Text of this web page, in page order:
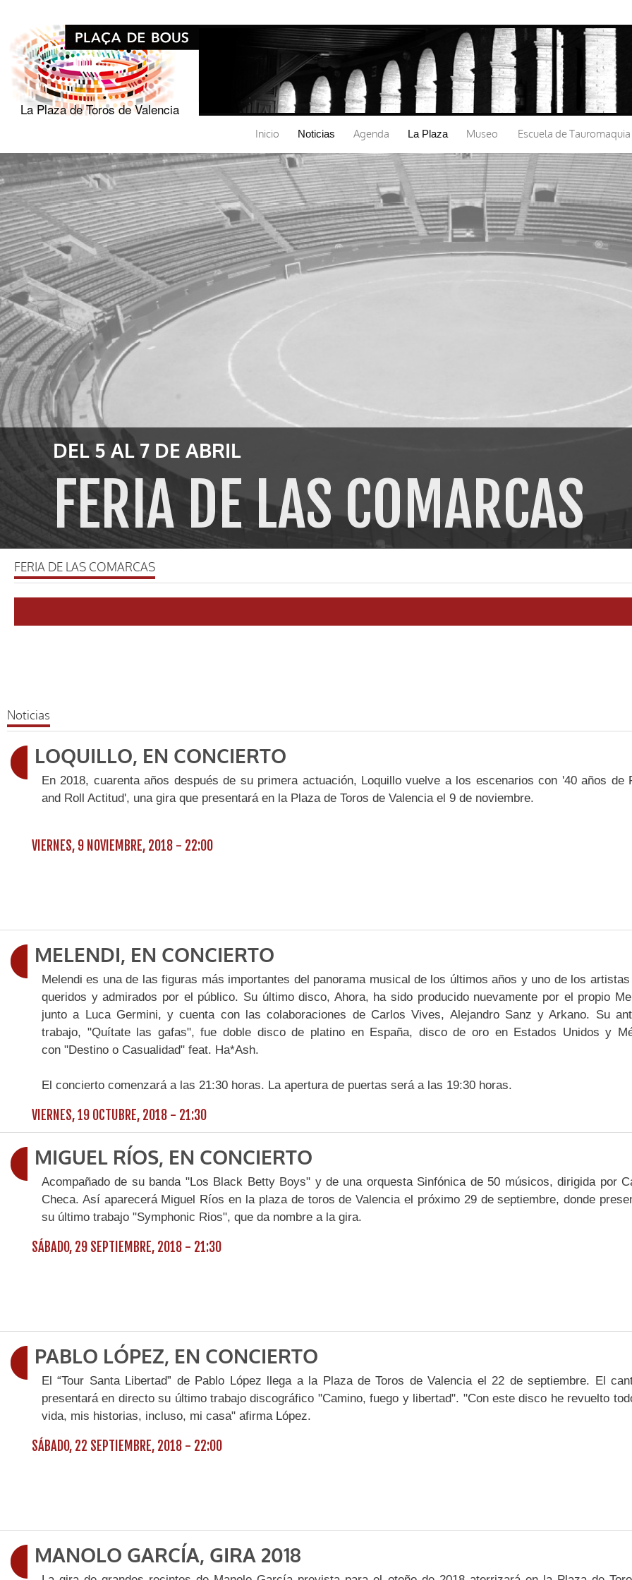
contenido
principal
La Plaza de Toros de Valencia
Inicio Noticias Agenda La Plaza Museo Escuela de Tauromaquia
DEL 5 AL 7 DE ABRIL
FERIA DE LAS COMARCAS
FERIA DE LAS COMARCAS
Noticias
LOQUILLO, EN CONCIERTO
En 2018, cuarenta años después de su primera actuación, Loquillo vuelve a los escenarios con '40 años de
and Roll Actitud', una gira que presentará en la Plaza de Toros de Valencia el 9 de noviembre.
VIERNES, 9 NOVIEMBRE, 2018 - 22:00
MELENDI, EN CONCIERTO
Melendi es una de las figuras más importantes del panorama musical de los últimos años y uno de los
queridos y admirados por el público. Su último disco, Ahora, ha sido producido nuevamente por el propio
junto a Luca Germini, y cuenta con las colaboraciones de Carlos Vives, Alejandro Sanz y Arkano. Su
trabajo, "Quítate las gafas", fue doble disco de platino en España, disco de oro en Estados Unidos y
con "Destino o Casualidad" feat. Ha*Ash.
El concierto comenzará a las 21:30 horas. La apertura de puertas será a las 19:30 horas.
VIERNES, 19 OCTUBRE, 2018 - 21:30
MIGUEL RÍOS, EN CONCIERTO
Acompañado de su banda "Los Black Betty Boys" y de una orquesta Sinfónica de 50 músicos, dirigida por
Checa. Así aparecerá Miguel Ríos en la plaza de toros de Valencia el próximo 29 de septiembre, donde
su último trabajo "Symphonic Rios", que da nombre a la gira.
SÁBADO, 29 SEPTIEMBRE, 2018 - 21:30
PABLO LÓPEZ, EN CONCIERTO
El “Tour Santa Libertad” de Pablo López llega a la Plaza de Toros de Valencia el 22 de septiembre. El
presentará en directo su último trabajo discográfico "Camino, fuego y libertad". "Con este disco he revuelto
vida, mis historias, incluso, mi casa" afirma López.
SÁBADO, 22 SEPTIEMBRE, 2018 - 22:00
MANOLO GARCÍA, GIRA 2018